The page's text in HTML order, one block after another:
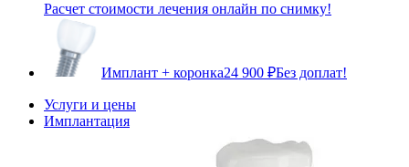
Расчет стоимости лечения онлайн по снимку!
Имплант + коронка24 900 ₽Без доплат!
Услуги и цены
Имплантация